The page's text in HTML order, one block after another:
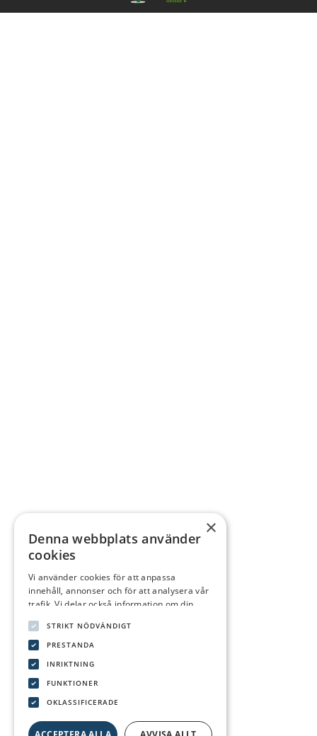
×
Denna webbplats använder
cookies
Vi använder cookies för att anpassa
innehåll, annonser och för att analysera vår
trafik. Vi delar också information om din
reklam- och analyspartners som kan
kombinera den med annan information som
du har tillhandahållit dem eller som de har
samlat in från din användning av deras
tjänster.Integritetspolicy
STRIKT NÖDVÄNDIGT
PRESTANDA
INRIKTNING
FUNKTIONER
OKLASSIFICERADE